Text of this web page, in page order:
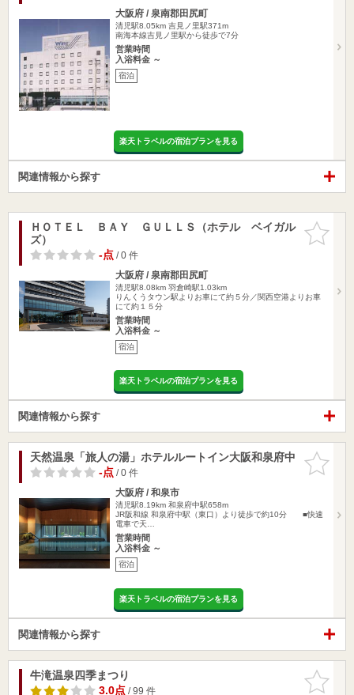
大阪府 / 泉南郡田尻町
清児駅8.05km 吉見ノ里駅371m
南海本線吉見ノ里駅から徒歩で7分
営業時間
入浴料金 ～
宿泊
楽天トラベルの宿泊プランを見る
関連情報から探す
お気に入
りに追加
ＨＯＴＥＬ ＢＡＹ ＧＵＬＬＳ（ホテル ベイガル
ズ）
-点/ 0 件
大阪府 / 泉南郡田尻町
清児駅8.08km 羽倉崎駅1.03km
りんくうタウン駅よりお車にて約５分／関西空港よりお車
にて約１５分
営業時間
入浴料金 ～
宿泊
楽天トラベルの宿泊プランを見る
関連情報から探す
お気に入
りに追加
天然温泉「旅人の湯」ホテルルートイン大阪和泉府中
-点/ 0 件
大阪府 / 和泉市
清児駅8.19km 和泉府中駅658m
JR阪和線 和泉府中駅（東口）より徒歩で約10分 ■快速
電車で天…
営業時間
入浴料金 ～
宿泊
楽天トラベルの宿泊プランを見る
関連情報から探す
お気に入
りに追加
牛滝温泉四季まつり
3.0点/ 99 件